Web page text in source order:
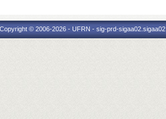
© 2006-2026 - UFRN - sig-prd-sigaa02.sigaa02